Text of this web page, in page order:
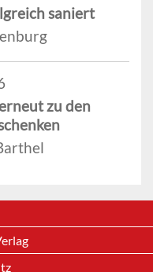
saniert
zu den